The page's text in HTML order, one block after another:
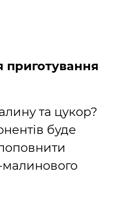
приготування
та цукор?
буде